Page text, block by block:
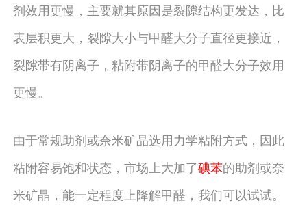
剂效用更慢，主要就其原因是裂隙结构更发达，比
表层积更大，裂隙大小与甲醛大分子直径更接近，
裂隙带有阴离子，粘附带阴离子的甲醛大分子效用
更慢。
由于常规助剂或奈米矿晶选用力学粘附方式，因此
粘附容易饱和状态，市场上大加了碘苯的助剂或奈
米矿晶，能一定程度上降解甲醛，我们可以试试。